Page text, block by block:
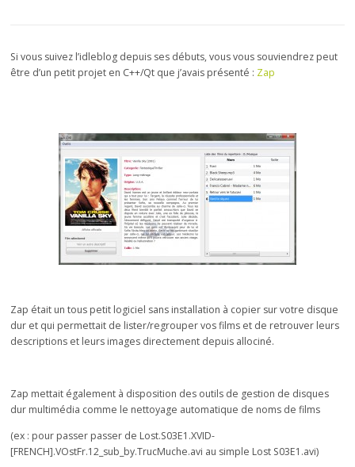
Si vous suivez l’idleblog depuis ses débuts, vous vous souviendrez peut
être d’un petit projet en C++/Qt que j’avais présenté : Zap
Zap était un tous petit logiciel sans installation à copier sur votre disque
dur et qui permettait de lister/regrouper vos films et de retrouver leurs
descriptions et leurs images directement depuis allociné.
Zap mettait également à disposition des outils de gestion de disques
dur multimédia comme le nettoyage automatique de noms de films
(ex : pour passer passer de Lost.S03E1.XVID-
[FRENCH].VOstFr.12_sub_by.TrucMuche.avi au simple Lost S03E1.avi)